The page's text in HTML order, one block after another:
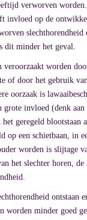
verworven
invloed op de
slechthorendheid
dit minder het geval.
veroorzaakt worden
of door het gebruik
oorzaak is
grote invloed (denk aan
geregeld blootstaan
op een schietbaan, in
worden is slijtage
het slechter horen, de
ontstaan
worden minder goed